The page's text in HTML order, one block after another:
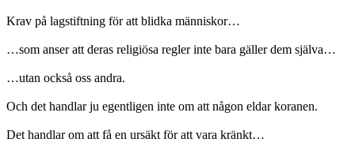
Krav på lagstiftning för att blidka människor…
…som anser att deras religiösa regler inte bara gäller dem själva…
…utan också oss andra.
Och det handlar ju egentligen inte om att någon eldar koranen.
Det handlar om att få en ursäkt för att vara kränkt…